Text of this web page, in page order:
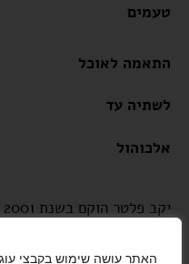
טעמים
התאמה לאוכל
לשתיה עד
אלכוהול